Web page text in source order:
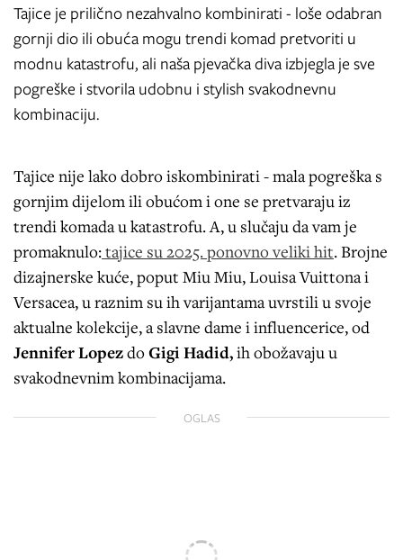
Tajice je prilično nezahvalno kombinirati - loše odabran
gornji dio ili obuća mogu trendi komad pretvoriti u
modnu katastrofu, ali naša pjevačka diva izbjegla je sve
pogreške i stvorila udobnu i stylish svakodnevnu
kombinaciju.
Tajice nije lako dobro iskombinirati - mala pogreška s
gornjim dijelom ili obućom i one se pretvaraju iz
trendi komada u katastrofu. A, u slučaju da vam je
promaknulo:tajice su 2025. ponovno veliki hit. Brojne
dizajnerske kuće, poput Miu Miu, Louisa Vuittona i
Versacea, u raznim su ih varijantama uvrstili u svoje
aktualne kolekcije, a slavne dame i influencerice, od
Jennifer LopezdoGigi Hadid,ih obožavaju u
svakodnevnim kombinacijama.
OGLAS